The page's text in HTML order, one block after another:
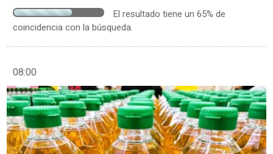
El resultado tiene un 65% de
coincidencia con la búsqueda.
08:00